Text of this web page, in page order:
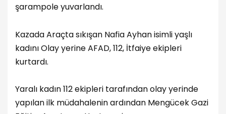
şarampole yuvarlandı.
Kazada Araçta sıkışan Nafia Ayhan isimli yaşlı
kadını Olay yerine AFAD, 112, İtfaiye ekipleri
kurtardı.
Yaralı kadın 112 ekipleri tarafından olay yerinde
yapılan ilk müdahalenin ardından Mengücek Gazi